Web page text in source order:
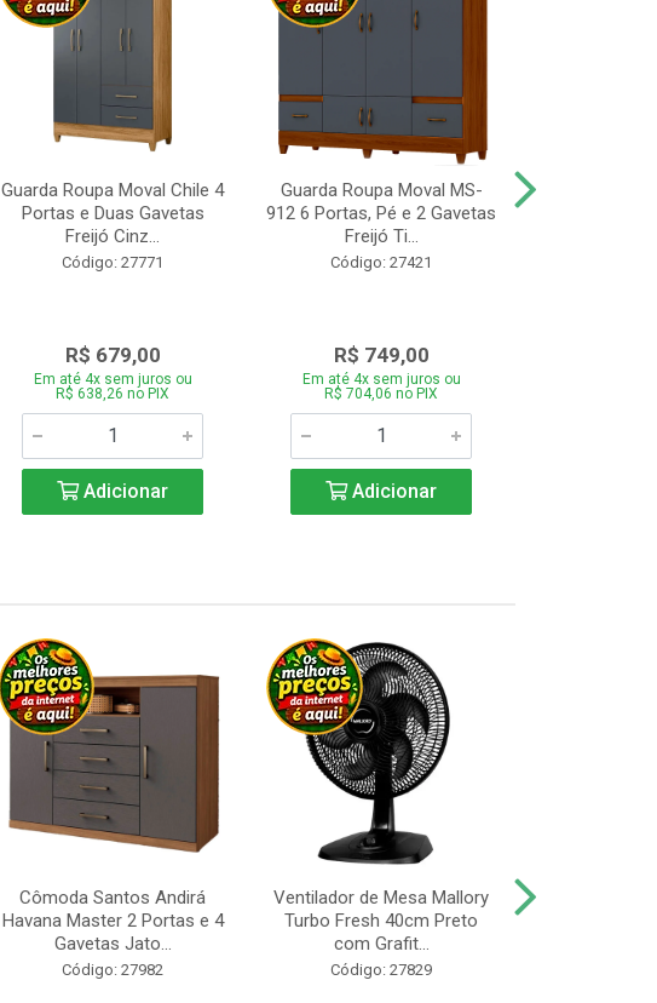
Guarda Roupa Moval Chile 4
Portas e Duas Gavetas
Freijó Cinz...
Código: 27771
R$ 679,00
Em até 4x sem juros ou
R$ 638,26 no PIX
Adicionar
Guarda Roupa Moval MS-
912 6 Portas, Pé e 2 Gavetas
Freijó Ti...
Código: 27421
R$ 749,00
Em até 4x sem juros ou
R$ 704,06 no PIX
Adicionar
Cômoda Santos Andirá
Havana Master 2 Portas e 4
Gavetas Jato...
Código: 27982
Ventilador de Mesa Mallory
Turbo Fresh 40cm Preto
com Grafit...
Código: 27829